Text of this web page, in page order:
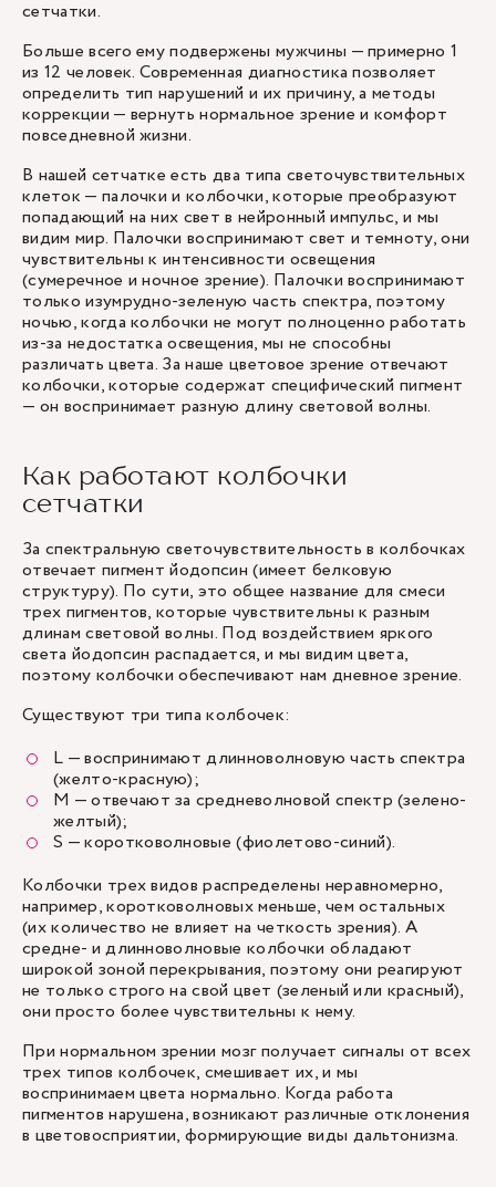
сетчатки.
Больше всего ему подвержены мужчины — примерно 1
из 12 человек. Современная диагностика позволяет
определить тип нарушений и их причину, а методы
коррекции — вернуть нормальное зрение и комфорт
повседневной жизни.
В нашей сетчатке есть два типа светочувствительных
клеток — палочки и колбочки, которые преобразуют
попадающий на них свет в нейронный импульс, и мы
видим мир. Палочки воспринимают свет и темноту, они
чувствительны к интенсивности освещения
(сумеречное и ночное зрение). Палочки воспринимают
только изумрудно-зеленую часть спектра, поэтому
ночью, когда колбочки не могут полноценно работать
из-за недостатка освещения, мы не способны
различать цвета. За наше цветовое зрение отвечают
колбочки, которые содержат специфический пигмент
— он воспринимает разную длину световой волны.
Как работают колбочки
сетчатки
За спектральную светочувствительность в колбочках
отвечает пигмент йодопсин (имеет белковую
структуру). По сути, это общее название для смеси
трех пигментов, которые чувствительны к разным
длинам световой волны. Под воздействием яркого
света йодопсин распадается, и мы видим цвета,
поэтому колбочки обеспечивают нам дневное зрение.
Существуют три типа колбочек:
L — воспринимают длинноволновую часть спектра
(желто-красную);
M — отвечают за средневолновой спектр (зелено-
желтый);
S — коротковолновые (фиолетово-синий).
Колбочки трех видов распределены неравномерно,
например, коротковолновых меньше, чем остальных
(их количество не влияет на четкость зрения). А
средне- и длинноволновые колбочки обладают
широкой зоной перекрывания, поэтому они реагируют
не только строго на свой цвет (зеленый или красный),
они просто более чувствительны к нему.
При нормальном зрении мозг получает сигналы от всех
трех типов колбочек, смешивает их, и мы
воспринимаем цвета нормально. Когда работа
пигментов нарушена, возникают различные отклонения
в цветовосприятии, формирующие виды дальтонизма.